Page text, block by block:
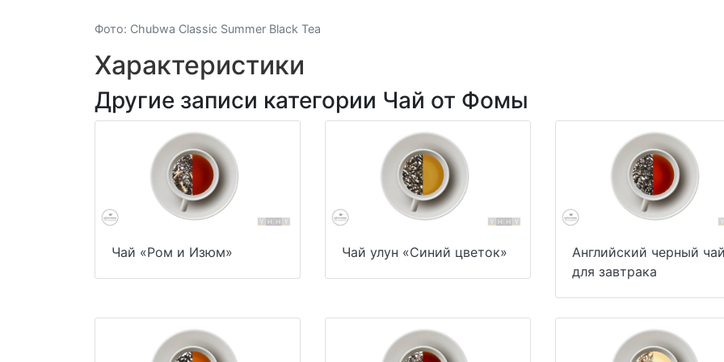
Фото: Chubwa Classic Summer Black Tea
Характеристики
Другие записи категории Чай от Фомы
Чай «Ром и Изюм» Чай улун «Синий цветок»
Английский черный
для завтрака